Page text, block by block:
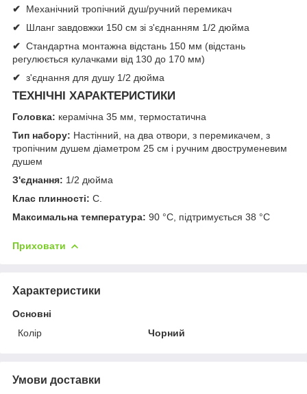
✔ Механічний тропічний душ/ручний перемикач
✔ Шланг завдовжки 150 см зі з'єднанням 1/2 дюйма
✔ Стандартна монтажна відстань 150 мм (відстань
регулюється кулачками від 130 до 170 мм)
✔ з'єднання для душу 1/2 дюйма
ТЕХНІЧНІ ХАРАКТЕРИСТИКИ
Головка: керамічна 35 мм, термостатична
Тип набору: Настінний, на два отвори, з перемикачем, з
тропічним душем діаметром 25 см і ручним двоструменевим
душем
З'єднання: 1/2 дюйма
Клас плинності: С.
Максимальна температура: 90 °C, підтримується 38 °C
Приховати
Характеристики
Основні
Колір
Чорний
Умови доставки